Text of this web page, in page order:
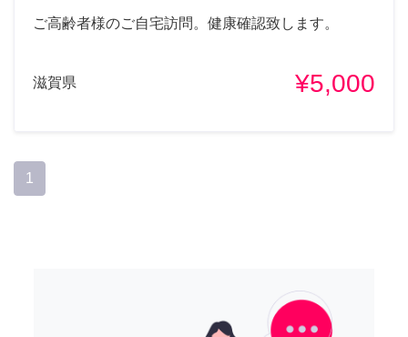
ご高齢者様のご自宅訪問。健康確認致します。
滋賀県 ¥5,000
1